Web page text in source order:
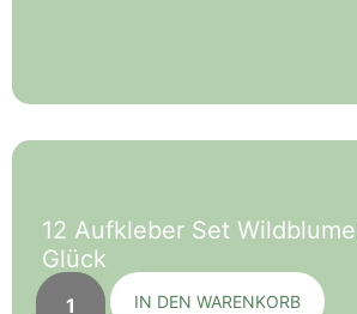
12 Aufkleber Set
Glück
IN DEN WARENKORB